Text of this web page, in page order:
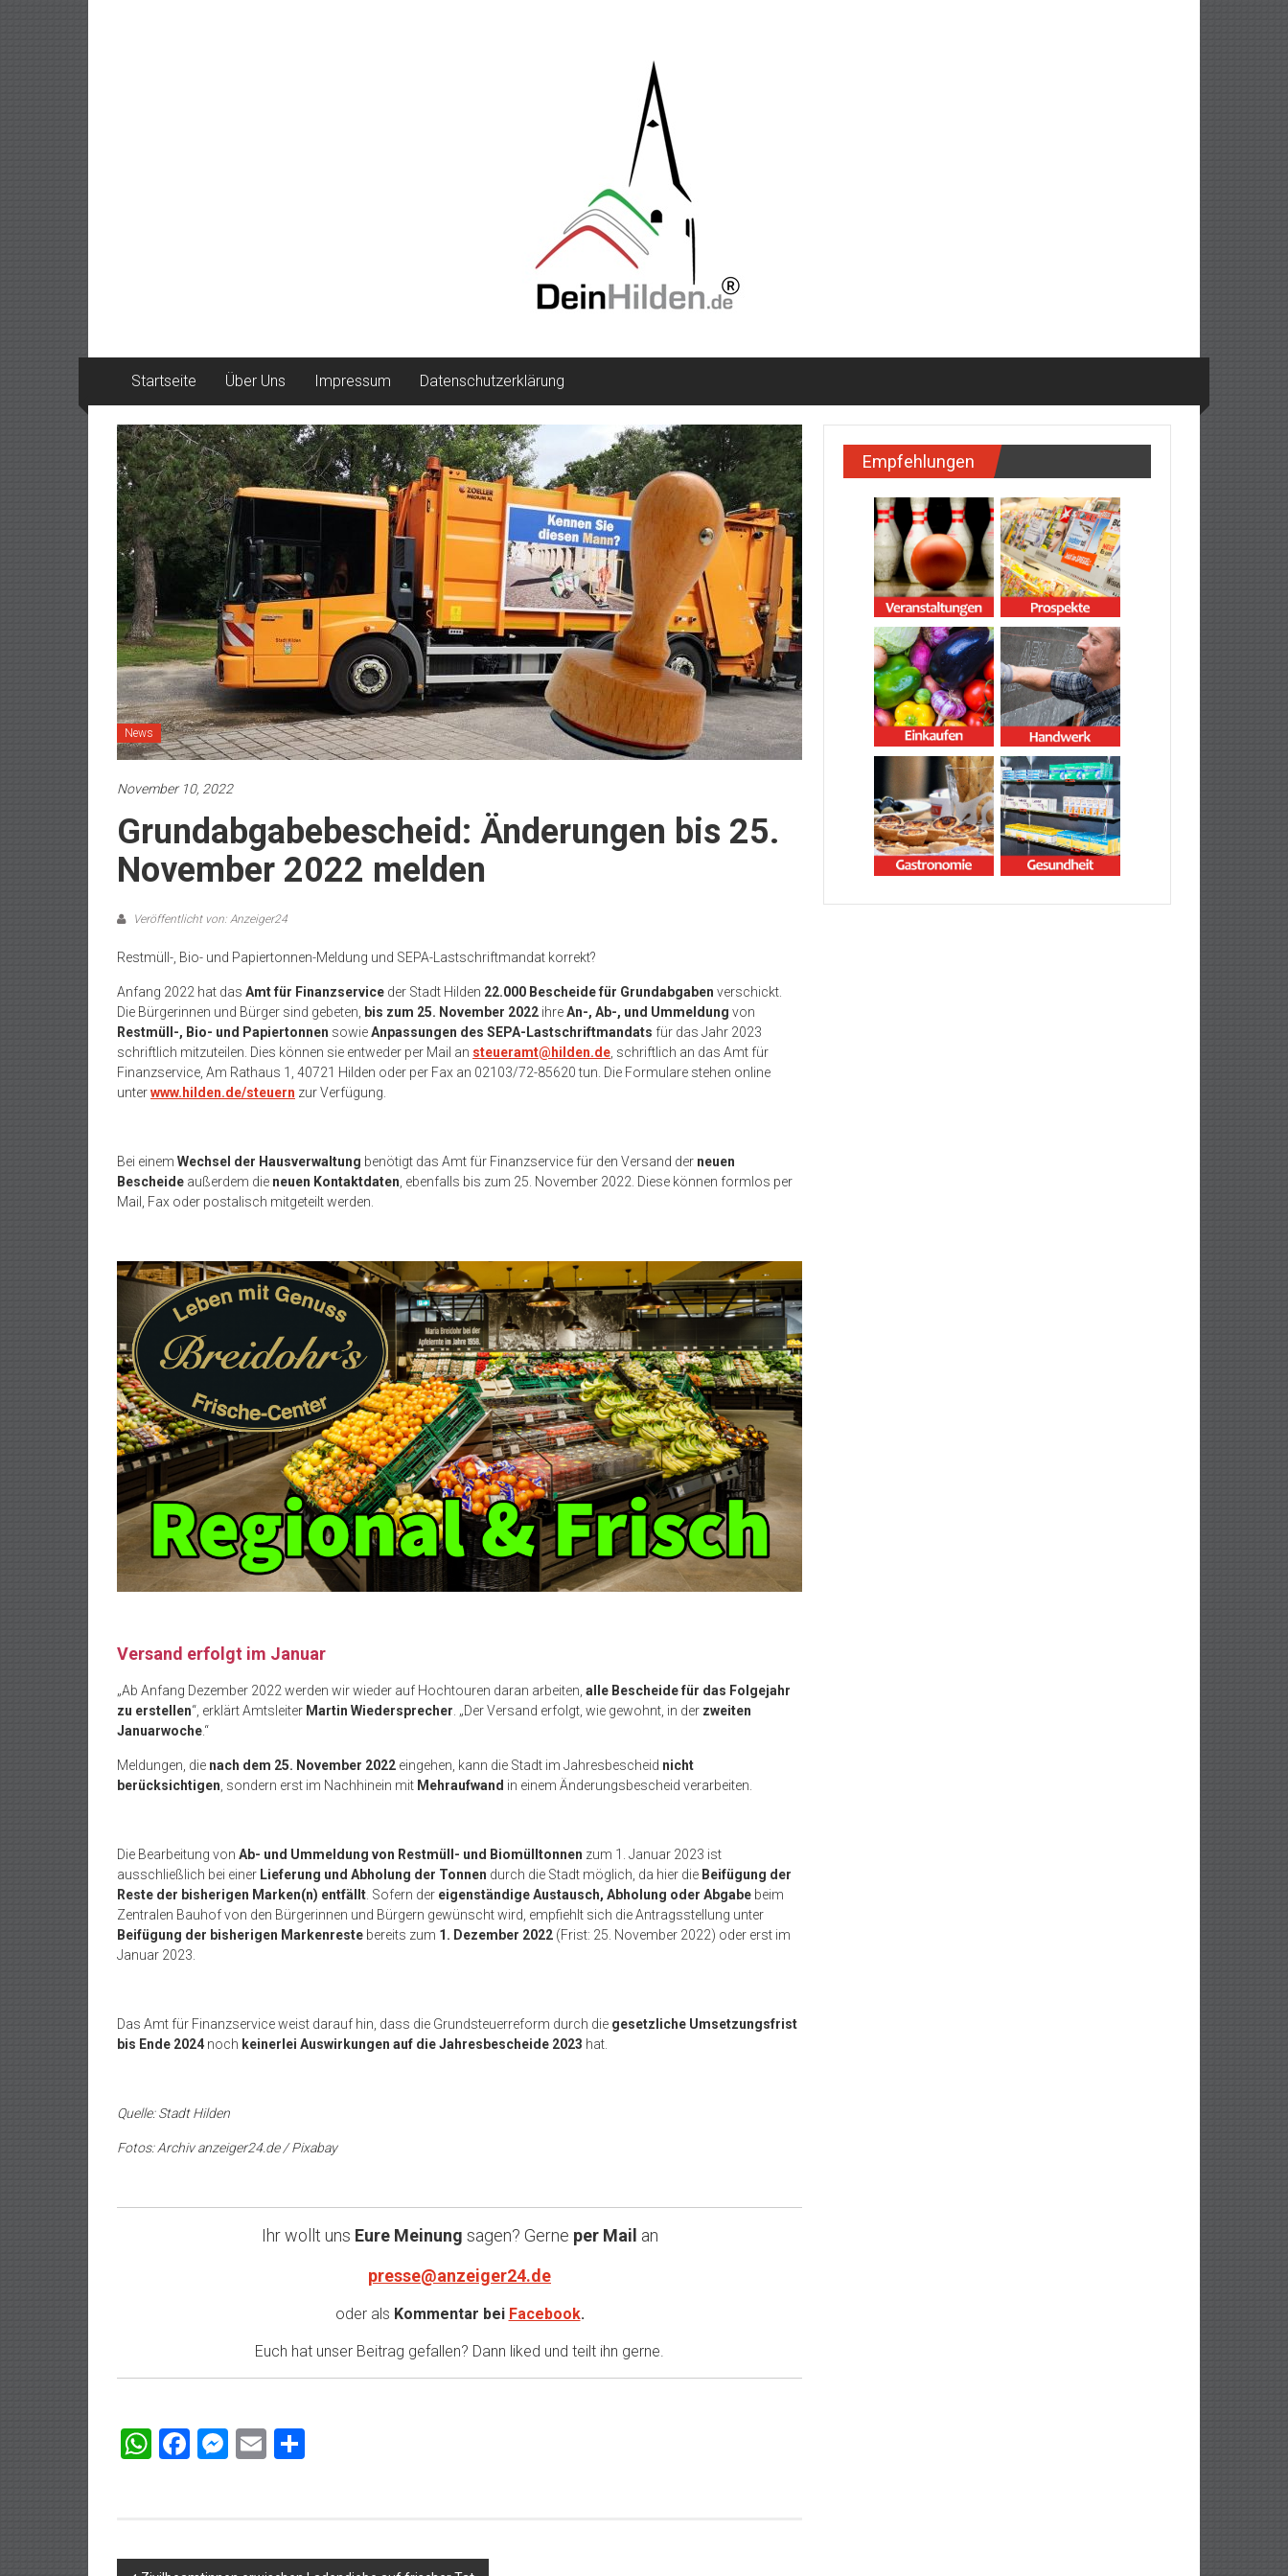
Startseite Über Uns Impressum Datenschutzerklärung
News
November 10, 2022
Grundabgabebescheid: Änderungen bis 25.
November 2022 melden
Veröffentlicht von: Anzeiger24
Restmüll-, Bio- und Papiertonnen-Meldung und SEPA-Lastschriftmandat korrekt?
Anfang 2022 hat das Amt für Finanzservice der Stadt Hilden 22.000 Bescheide für Grundabgaben verschickt.
Die Bürgerinnen und Bürger sind gebeten,
bis zum 25. November 2022 ihreAn-, Ab-, und Ummeldung von
Restmüll-, Bio- und Papiertonnen sowieAnpassungen des SEPA-Lastschriftmandats für das Jahr 2023
schriftlich mitzuteilen. Dies können sie entweder per Mail an steueramt@hilden.de , schriftlich an das Amt für
Finanzservice, Am Rathaus 1, 40721 Hilden oder per Fax an 02103/72-85620 tun. Die Formulare stehen online
unterwww.hilden.de/steuern zur Verfügung.
Bei einem Wechsel der Hausverwaltung benötigt das Amt für Finanzservice für den Versand der neuen
Bescheide außerdem die neuen Kontaktdaten , ebenfalls bis zum 25. November 2022. Diese können formlos per
Mail, Fax oder postalisch mitgeteilt werden.
Versand erfolgt im Januar
„Ab Anfang Dezember 2022 werden wir wieder auf Hochtouren daran arbeiten, alle Bescheide für das Folgejahr
zu erstellen“, erklärt Amtsleiter Martin Wiedersprecher. „Der Versand erfolgt, wie gewohnt, in der zweiten
Januarwoche.“
Meldungen, die nach dem 25. November 2022 eingehen, kann die Stadt im Jahresbescheid nicht
berücksichtigen, sondern erst im Nachhinein mit Mehraufwand in einem Änderungsbescheid verarbeiten.
Die Bearbeitung von Ab- und Ummeldung von Restmüll- und Biomülltonnen zum 1. Januar 2023 ist
ausschließlich bei einer Lieferung und Abholung der Tonnen durch die Stadt möglich, da hier die Beifügung der
Reste der bisherigen Marken(n) entfällt. Sofern der eigenständige Austausch, Abholung oder Abgabe beim
Zentralen Bauhof von den Bürgerinnen und Bürgern gewünscht wird, empfiehlt sich die Antragsstellung unter
Beifügung der bisherigen Markenreste bereits zum 1. Dezember 2022 (Frist: 25. November 2022) oder erst im
Januar 2023.
Das Amt für Finanzservice weist darauf hin, dass die Grundsteuerreform durch die gesetzliche Umsetzungsfrist
bis Ende 2024 noch keinerlei Auswirkungen auf die Jahresbescheide 2023 hat.
Quelle: Stadt Hilden
Fotos: Archiv anzeiger24.de / Pixabay
Ihr wollt uns Eure Meinung sagen? Gerne per Mail an
presse@anzeiger24.de
oder als Kommentar bei Facebook.
Euch hat unser Beitrag gefallen? Dann liked und teilt ihn gerne.
WhatsApp
Facebook
Messenger
Email
Empfehlungen